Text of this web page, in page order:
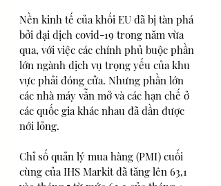
Nền kinh tế của khối EU đã bị tàn phá
bởi đại dịch covid-19 trong năm vừa
qua, với việc các chính phủ buộc phần
lớn ngành dịch vụ trọng yếu của khu
vực phải đóng cửa. Nhưng phần lớn
các nhà máy vẫn mở và các hạn chế ở
các quốc gia khác nhau đã dần được
nới lỏng.
Chỉ số quản lý mua hàng (PMI) cuối
cùng của IHS Markit đã tăng lên 63,1